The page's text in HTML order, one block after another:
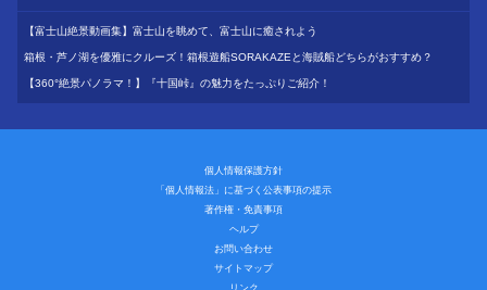
【富士山絶景動画集】富士山を眺めて、富士山に癒されよう
箱根・芦ノ湖を優雅にクルーズ！箱根遊船SORAKAZEと海賊船どちらがおすすめ？
【360°絶景パノラマ！】『十国峠』の魅力をたっぷりご紹介！
個人情報保護方針
「個人情報法」に基づく公表事項の提示
著作権・免責事項
ヘルプ
お問い合わせ
サイトマップ